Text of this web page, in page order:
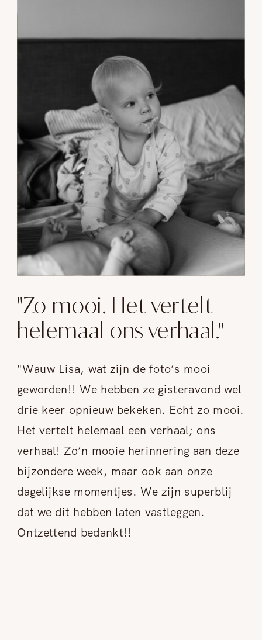
"Wauw Lisa, wat zijn de foto’s mooi
geworden!! We hebben ze gisteravond wel
drie keer opnieuw bekeken. Echt zo mooi.
Het vertelt helemaal een verhaal; ons
verhaal! Zo’n mooie herinnering aan deze
bijzondere week, maar ook aan onze
dagelijkse momentjes. We zijn superblij
dat we dit hebben laten vastleggen.
Ontzettend bedankt!!
"Zo mooi. Het vertelt
helemaal ons verhaal."